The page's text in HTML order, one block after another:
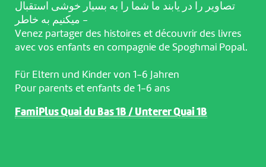
تصاویر را در یابند ما شما را به بسیار خوشی استقبال
میکنیم به خاطر -
Venez partager des histoires et découvrir des livres
avec vos enfants en compagnie de Spoghmai Popal.
Für Eltern und Kinder von 1-6 Jahren
Pour parents et enfants de 1-6 ans
FamiPlus Quai du Bas 1B / Unterer Quai 1B